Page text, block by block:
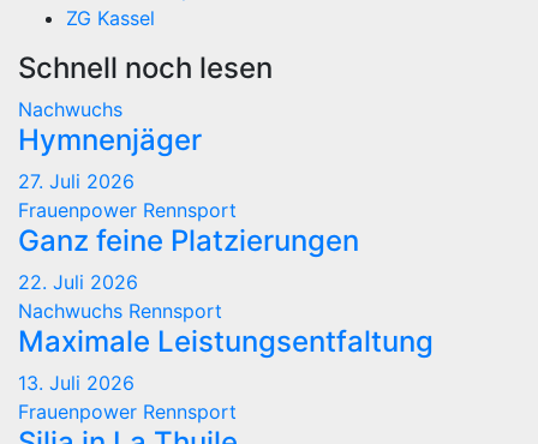
ZG Kassel
Schnell noch lesen
Nachwuchs
Hymnenjäger
27. Juli 2026
Frauenpower Rennsport
Ganz feine Platzierungen
22. Juli 2026
Nachwuchs Rennsport
Maximale Leistungsentfaltung
13. Juli 2026
Frauenpower Rennsport